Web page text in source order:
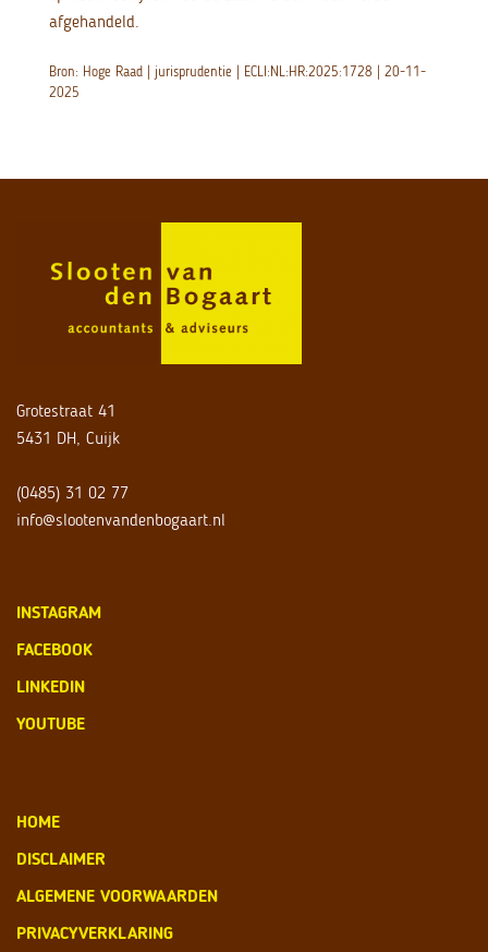
afgehandeld.
Bron: Hoge Raad | jurisprudentie | ECLI:NL:HR:2025:1728 | 20-11-
2025
Grotestraat 41
5431 DH, Cuijk
(0485) 31 02 77
info@slootenvandenbogaart.nl
INSTAGRAM
FACEBOOK
LINKEDIN
YOUTUBE
HOME
DISCLAIMER
ALGEMENE VOORWAARDEN
PRIVACYVERKLARING